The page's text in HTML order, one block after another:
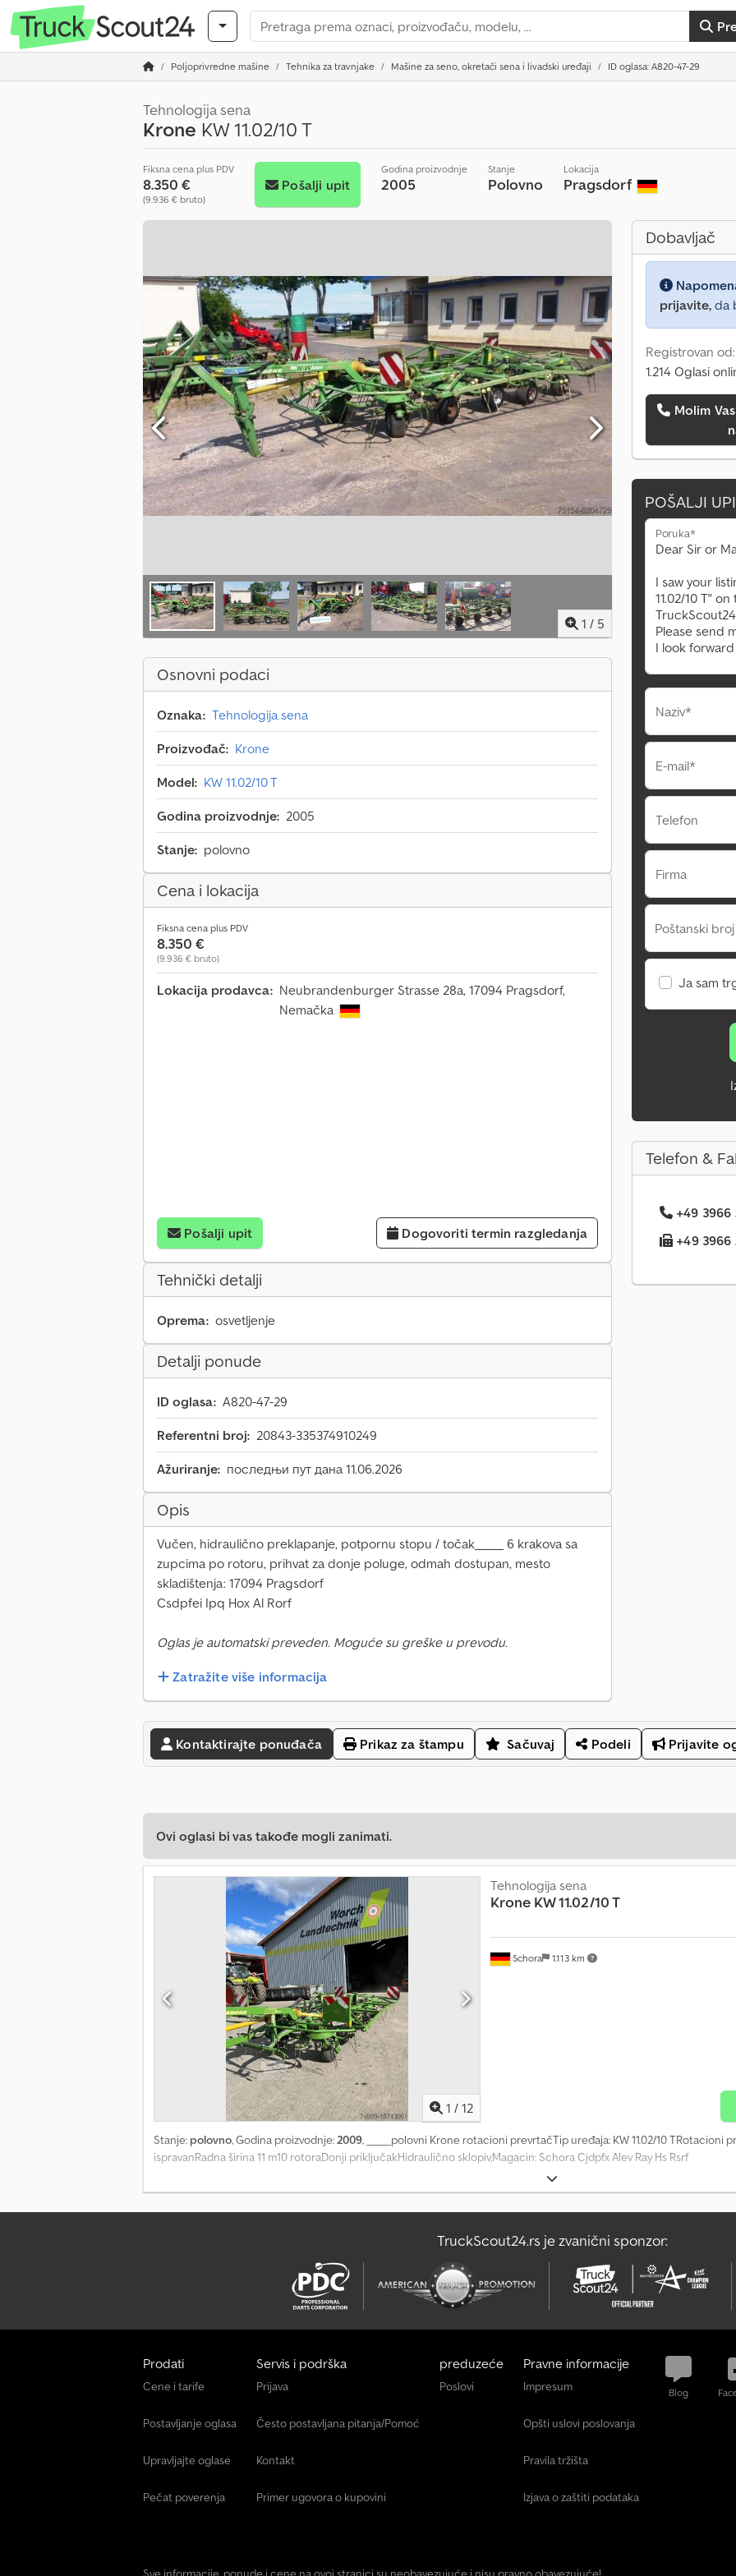
Poljoprivredne mašine Tehnika za travnjake Mašine za seno, okretači sena i livadski uređaji ID oglasa: A820-47-29
Tehnologija sena
Krone KW 11.02/10 T
Fiksna cena plus PDV
8.350 €
(9.936 € bruto)
Pošalji upit
Godina proizvodnje
2005
Stanje
Polovno
Lokacija
Pragsdorf
1 / 5
Osnovni podaci
Oznaka: Tehnologija sena
Proizvođač: Krone
Model: KW 11.02/10 T
Godina proizvodnje: 2005
Stanje: polovno
Cena i lokacija
Fiksna cena plus PDV
8.350 €
(9.936 € bruto)
Lokacija prodavca: Neubrandenburger Strasse 28a, 17094 Pragsdorf,
Nemačka
Pošalji upit Dogovoriti termin razgledanja
Tehnički detalji
Oprema: osvetljenje
Detalji ponude
ID oglasa: A820-47-29
Referentni broj: 20843-335374910249
Ažuriranje: последњи пут дана 11.06.2026
Opis
Vučen, hidraulično preklapanje, potpornu stopu / točak_____ 6 krakova sa
zupcima po rotoru, prihvat za donje poluge, odmah dostupan, mesto
skladištenja: 17094 Pragsdorf
Csdpfei Ipq Hox Al Rorf
Oglas je automatski preveden. Moguće su greške u prevodu.
Zatražite više informacija
Dobavljač
prijavite, da
Registrovan
1.214 Oglasi
POŠALJI
Poruka*
Naziv*
E-mail*
Telefon
Firma
Poštanski
Ja sam
Telefon &
+49 3966
+49 3966
Kontaktirajte ponuđača Prikaz za štampu Sačuvaj Podeli Prijavite
Ovi oglasi bi vas takođe mogli zanimati.
1 / 12
Schora 1.113 km
Tehnologija sena
Krone KW 11.02/10 T
Stanje: polovno, Godina proizvodnje:2009, _____polovni Krone rotacioni prevrtačTip uređaja: KW 11.02/10
ispravanRadna širina 11 m10 rotoraDonji priključakHidraulično sklopiv,Magacin: Schora Cjdpfx Alev Ray Hs Rsrf
TruckScout24.rs je zvanični sponzor:
Prodati
Cene i tarife
Postavljanje oglasa
Upravljajte oglase
Pečat poverenja
Servis i podrška
Prijava
Često postavljana pitanja/Pomoć
Kontakt
Primer ugovora o kupovini
preduzeće
Poslovi
Pravne informacije
Impresum
Opšti uslovi poslovanja
Pravila tržišta
Izjava o zaštiti podataka
Blog